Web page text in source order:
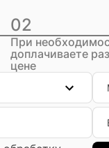
02
При
доплачиваете
цене